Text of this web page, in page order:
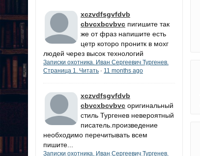
xczvdfsgvfdvb
cbvcxbcvbvc пигишите так
же от фраз напишите есть
цетр которо пронитк в мохг
людей через высок технологий
Записки охотника. Иван Сергеевич Тургенев.
Страница 1. Читать · 11 months ago
xczvdfsgvfdvb
cbvcxbcvbvc оригинальный
стиль Тургенев невероятный
писатель.произведение
необходимо перечитывать всем
пишите...
Записки охотника. Иван Сергеевич Тургенев.